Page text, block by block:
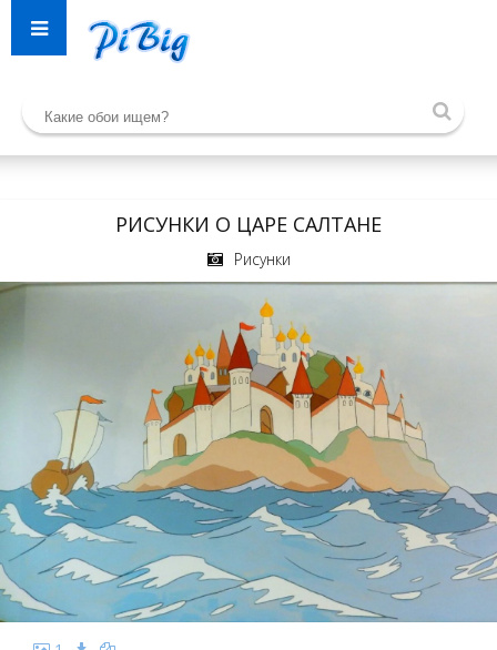
РИСУНКИ О ЦАРЕ САЛТАНЕ
Рисунки